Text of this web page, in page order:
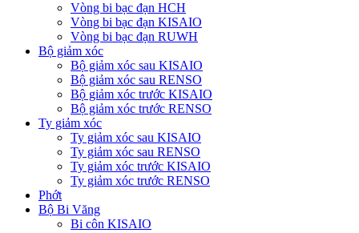
Vòng bi bạc đạn HCH
Vòng bi bạc đạn KISAIO
Vòng bi bạc đạn RUWH
Bộ giảm xóc
Bộ giảm xóc sau KISAIO
Bộ giảm xóc sau RENSO
Bộ giảm xóc trước KISAIO
Bộ giảm xóc trước RENSO
Ty giảm xóc
Ty giảm xóc sau KISAIO
Ty giảm xóc sau RENSO
Ty giảm xóc trước KISAIO
Ty giảm xóc trước RENSO
Phớt
Bộ Bi Văng
Bi côn KISAIO